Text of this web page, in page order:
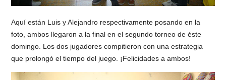
Aquí están Luis y Alejandro respectivamente posando en la
foto, ambos llegaron a la final en el segundo torneo de éste
domingo. Los dos jugadores compitieron con una estrategia
que prolongó el tiempo del juego. ¡Felicidades a ambos!